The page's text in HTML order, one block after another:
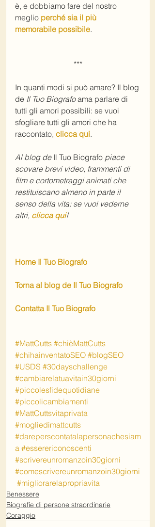
è, e dobbiamo fare del nostro
meglio perché sia il più
memorabile possibile.
***
In quanti modi si può amare? Il blog
de Il Tuo Biografo ama parlare di
tutti gli amori possibili: se vuoi
sfogliare tutti gli amori che ha
raccontato, clicca qui.
Al blog de Il Tuo Biografo piace
scovare brevi video, frammenti di
film e cortometraggi animati che
restituiscano almeno in parte il
senso della vita: se vuoi vederne
altri, clicca qui!
Home Il Tuo Biografo
Torna al blog de Il Tuo Biografo
Contatta Il Tuo Biografo
#MattCutts #chièMattCutts
#chihainventatoSEO #blogSEO
#USDS #30dayschallenge
#cambiarelatuavitain30giorni
#piccolesfidequotidiane
#piccolicambiamenti
#MattCuttsvitaprivata
#mogliedimattcutts
#dareperscontatalapersonachesiam
a #esserericonoscenti
#scrivereunromanzoin30giorni
#comescrivereunromanzoin30giorni
#migliorarelapropriavita
Benessere
Biografie di persone straordinarie
Coraggio